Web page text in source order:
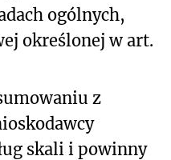
ogólnych,
określonej w art.
z
skali i powinny